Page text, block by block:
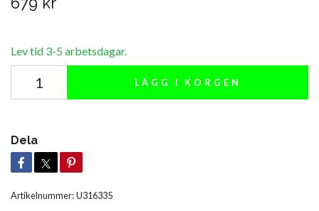
Lev tid 3-5 arbetsdagar.
LÄGG I KORGEN
Dela
Artikelnummer:U316335